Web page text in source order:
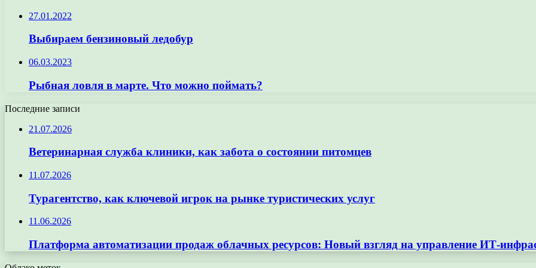
27.01.2022
Выбираем бензиновый ледобур
06.03.2023
Рыбная ловля в марте. Что можно поймать?
Последние записи
21.07.2026
Ветеринарная служба клиники, как забота о состоянии питомцев
11.07.2026
Турагентство, как ключевой игрок на рынке туристических услуг
11.06.2026
Платформа автоматизации продаж облачных ресурсов: Новый взгляд на управление ИТ-